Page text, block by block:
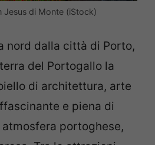
Jesus di Monte (iStock)
nord dalla città di Porto,
del Portogallo la
di architettura, arte
e piena di
portoghese,